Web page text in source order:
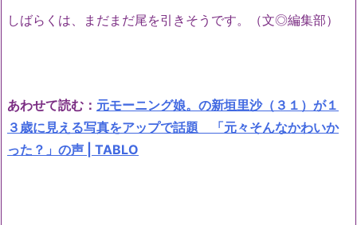
しばらくは、まだまだ尾を引きそうです。（文◎編集部）
あわせて読む： 元モーニング娘。の新垣里沙（３１）が１
３歳に見える写真をアップで話題 「元々そんなかわいか
った？」の声 | TABLO